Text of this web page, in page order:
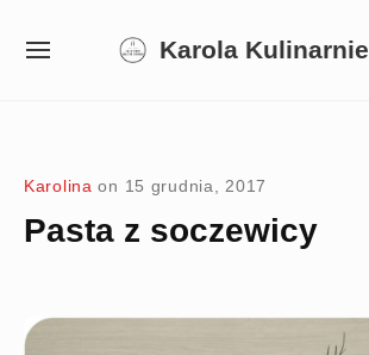
Karola Kulinarnie
SITE
Karolina on 15 grudnia, 2017
Pasta z soczewicy